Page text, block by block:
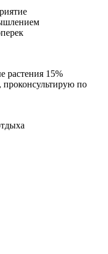
растения 15%
по